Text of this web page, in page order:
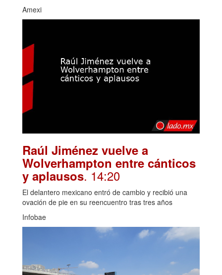
Amexi
Raúl Jiménez vuelve a
Wolverhampton entre cánticos
y aplausos. 14:20
El delantero mexicano entró de cambio y recibió una
ovación de pie en su reencuentro tras tres años
Infobae